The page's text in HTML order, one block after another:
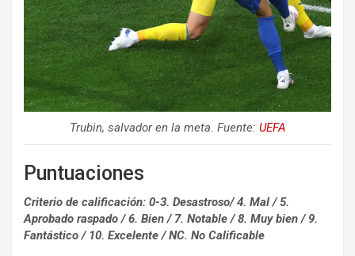
Trubin, salvador en la meta. Fuente: UEFA
Puntuaciones
Criterio de calificación: 0-3. Desastroso/ 4. Mal / 5.
Aprobado raspado / 6. Bien / 7. Notable / 8. Muy bien / 9.
Fantástico / 10. Excelente / NC. No Calificable